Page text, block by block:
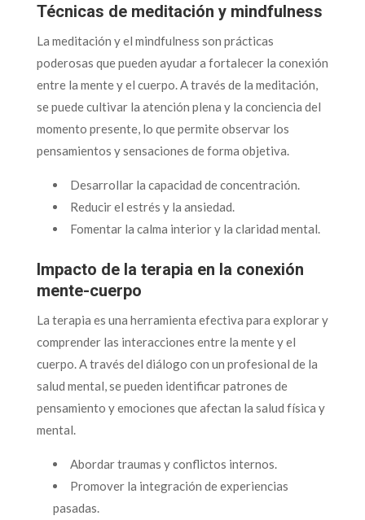
Técnicas de meditación y mindfulness
La meditación y el mindfulness son prácticas
poderosas que pueden ayudar a fortalecer la conexión
entre la mente y el cuerpo. A través de la meditación,
se puede cultivar la atención plena y la conciencia del
momento presente, lo que permite observar los
pensamientos y sensaciones de forma objetiva.
Desarrollar la capacidad de concentración.
Reducir el estrés y la ansiedad.
Fomentar la calma interior y la claridad mental.
Impacto de la terapia en la conexión
mente-cuerpo
La terapia es una herramienta efectiva para explorar y
comprender las interacciones entre la mente y el
cuerpo. A través del diálogo con un profesional de la
salud mental, se pueden identificar patrones de
pensamiento y emociones que afectan la salud física y
mental.
Abordar traumas y conflictos internos.
Promover la integración de experiencias
pasadas.